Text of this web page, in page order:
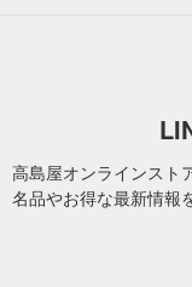
高島屋オンラインスト
名品やお得な最新情報